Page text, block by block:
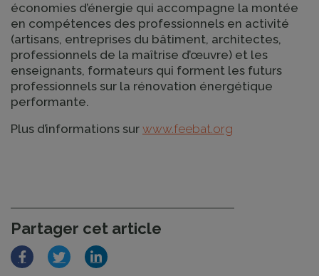
économies d’énergie qui accompagne la montée
en compétences des professionnels en activité
(artisans, entreprises du bâtiment, architectes,
professionnels de la maîtrise d’œuvre) et les
enseignants, formateurs qui forment les futurs
professionnels sur la rénovation énergétique
performante.
Plus d’informations sur www.feebat.org
Partager cet article
FacebookTwitterLinkedIn